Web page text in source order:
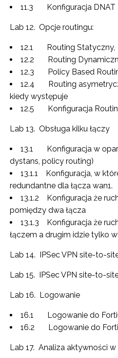
11.3 Konfiguracja DNAT
Lab 12. Opcje routingu:
12.1 Routing Statyczny,
12.2 Routing
12.3 Policy Based
12.4 Routing
kiedy występuje
12.5 Konfiguracja
Lab 13. Obsługa kilku łączy
13.1 Konfiguracja w
dystans, policy routing)
13.1.1 Konfiguracja, w
redundantne dla łącza wan1.
13.1.2 Konfiguracja że
pomiędzy dwa łącza
13.1.3 Konfiguracja że
łączem a drugim idzie tylko
Lab 14. IPSec VPN site-to-
Lab 15. IPSec VPN site-to-
Lab 16. Logowanie
16.1 Logowanie do
16.2 Logowanie do
Lab 17. Analiza aktywności